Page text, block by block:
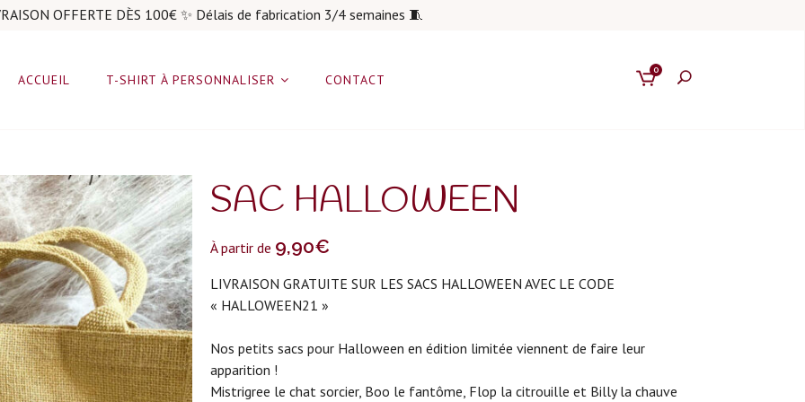
OFFERTE DÈS 100€ ✨ Délais de fabrication 3/4 semaines 🧵
0
ACCUEIL T-SHIRT À PERSONNALISER CONTACT
SAC HALLOWEEN
À partir de 9,90€
LIVRAISON GRATUITE SUR LES SACS HALLOWEEN AVEC LE CODE
« HALLOWEEN21 »
Nos petits sacs pour Halloween en édition limitée viennent de faire leur
apparition !
Mistrigree le chat sorcier, Boo le fantôme, Flop la citrouille et Billy la chauve